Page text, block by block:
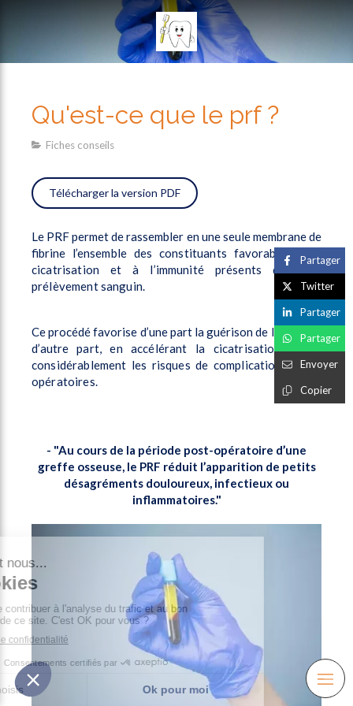
Qu'est-ce que le prf ?
Fiches conseils
Télécharger la version PDF
Le PRF permet de rassembler en une seule membrane de
fibrine l’ensemble des constituants favorables à la
cicatrisation et à l’immunité présents dans un
prélèvement sanguin.
Ce procédé favorise d’une part la guérison de la plaie et
d’autrepart, en accélérant la cicatrisation, limite
considérablement les risques de complications post-
opératoires.
- "Au cours de la période post-opératoire d’une
greffe osseuse, le PRF réduit l’apparition de petits
désagréments douloureux, infectieux ou
inflammatoires."
Partager
Twitter
Partager
Partager
Envoyer
Copier